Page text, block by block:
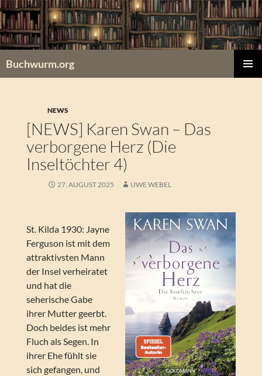
Zum
Inhalt
springen
Buchwurm.org
NEWS
[NEWS] Karen Swan – Das
verborgene Herz (Die
Inseltöchter 4)
27. AUGUST 2025 UWE WEBEL
St. Kilda 1930: Jayne
Ferguson ist mit dem
attraktivsten Mann
der Insel verheiratet
und hat die
seherische Gabe
ihrer Mutter geerbt.
Doch beides ist mehr
Fluch als Segen. In
ihrer Ehe fühlt sie
sich gefangen, und